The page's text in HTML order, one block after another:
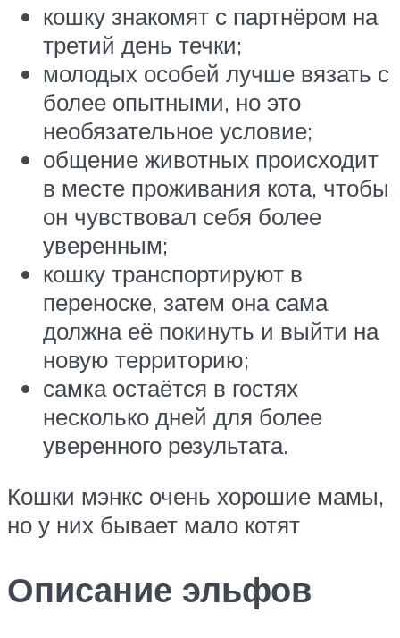
кошку знакомят с партнёром на
третий день течки;
молодых особей лучше вязать с
более опытными, но это
необязательное условие;
общение животных происходит
в месте проживания кота, чтобы
он чувствовал себя более
уверенным;
кошку транспортируют в
переноске, затем она сама
должна её покинуть и выйти на
новую территорию;
самка остаётся в гостях
несколько дней для более
уверенного результата.
Кошки мэнкс очень хорошие мамы,
но у них бывает мало котят
Описание эльфов